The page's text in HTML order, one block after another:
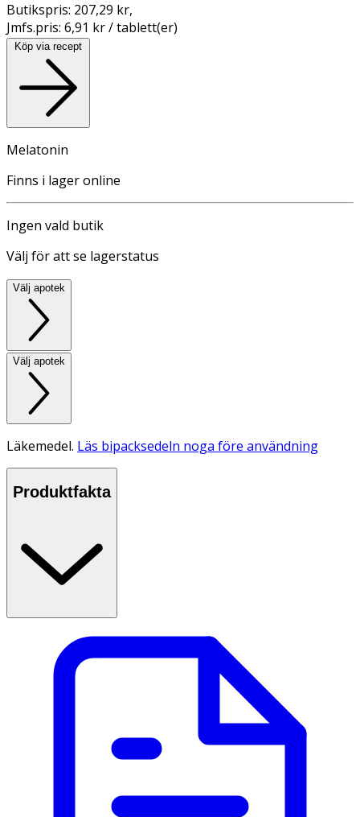
Butikspris: 207,29 kr,
Jmfs.pris: 6,91 kr / tablett(er)
Köp via recept
Melatonin
Finns i lager online
Ingen vald butik
Välj för att se lagerstatus
Välj apotek
Välj apotek
Läkemedel. Läs bipacksedeln noga före användning
Produktfakta